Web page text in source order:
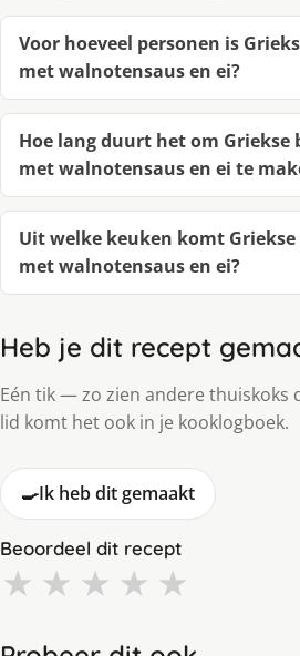
Voor hoeveel personen is
met walnotensaus en ei?
Hoe lang duurt het om Griekse
met walnotensaus en ei te
Uit welke keuken komt
met walnotensaus en ei?
Heb je dit recept
Eén tik — zo zien andere thuiskoks
lid komt het ook in je kooklogboek.
🍳Ik heb dit gemaakt
Beoordeel dit recept
★ ★ ★ ★ ★